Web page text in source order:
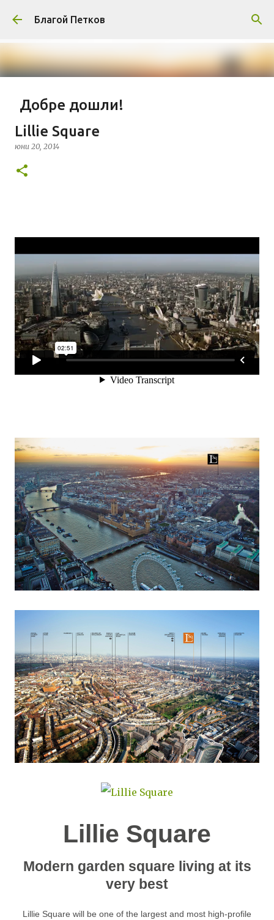
Пропускане към основното съдържание
Благой Петков
Добре дошли!
Lillie Square
юни 20, 2014
Lillie Square
Modern garden square living at its
very best
Lillie Square will be one of the largest and most high-profile